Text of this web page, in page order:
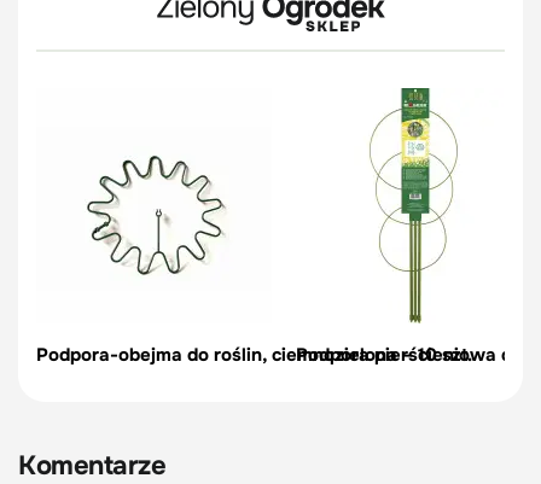
Podpora-obejma do roślin, ciemnozielona – 10 szt.
Podpora pierścieniowa do
Komentarze